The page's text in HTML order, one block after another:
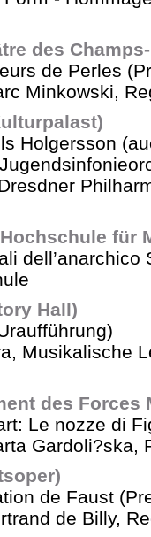
des
de Perles
Minkowski,
Holgersson
für
dell’anarchico
Hall)
Musikalische
des Forces
Le nozze di
Gardoli?ska,
de Faust
de Billy,